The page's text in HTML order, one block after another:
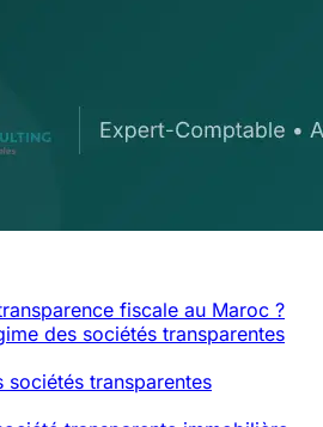
fiscale au Maroc ?
des sociétés transparentes
sociétés transparentes